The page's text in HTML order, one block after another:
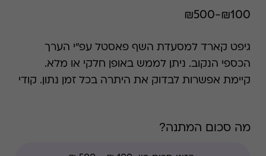
₪100-₪500
גיפט קארד למסעדת השף פאסטל עפ"י הערך
הכספי הנקוב. ניתן לממש באופן חלקי או מלא.
קיימת אפשרות לבדוק את היתרה בכל זמן נתון. קודי
מה סכום המתנה?